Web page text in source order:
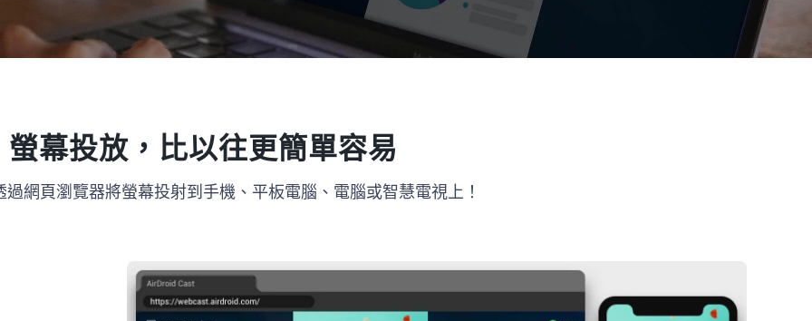
螢幕投放，比以往更簡單容易
過網頁瀏覽器將螢幕投射到手機、平板電腦、電腦或智慧電視上！